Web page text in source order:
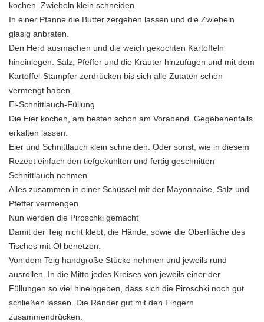
kochen. Zwiebeln klein schneiden.
In einer Pfanne die Butter zergehen lassen und die Zwiebeln
glasig anbraten.
Den Herd ausmachen und die weich gekochten Kartoffeln
hineinlegen. Salz, Pfeffer und die Kräuter hinzufügen und mit dem
Kartoffel-Stampfer zerdrücken bis sich alle Zutaten schön
vermengt haben.
Ei-Schnittlauch-Füllung
Die Eier kochen, am besten schon am Vorabend. Gegebenenfalls
erkalten lassen.
Eier und Schnittlauch klein schneiden. Oder sonst, wie in diesem
Rezept einfach den tiefgekühlten und fertig geschnitten
Schnittlauch nehmen.
Alles zusammen in einer Schüssel mit der Mayonnaise, Salz und
Pfeffer vermengen.
Nun werden die Piroschki gemacht
Damit der Teig nicht klebt, die Hände, sowie die Oberfläche des
Tisches mit Öl benetzen.
Von dem Teig handgroße Stücke nehmen und jeweils rund
ausrollen. In die Mitte jedes Kreises von jeweils einer der
Füllungen so viel hineingeben, dass sich die Piroschki noch gut
schließen lassen. Die Ränder gut mit den Fingern
zusammendrücken.